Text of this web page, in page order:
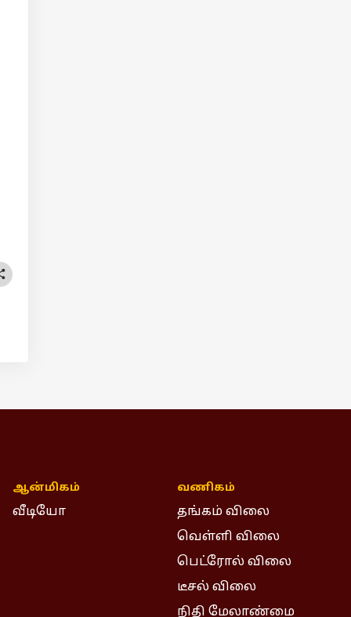
ஆன்மிகம்
வீடியோ
வணிகம்
தங்கம் விலை
வெள்ளி விலை
பெட்ரோல் விலை
டீசல் விலை
நிதி மேலாண்மை